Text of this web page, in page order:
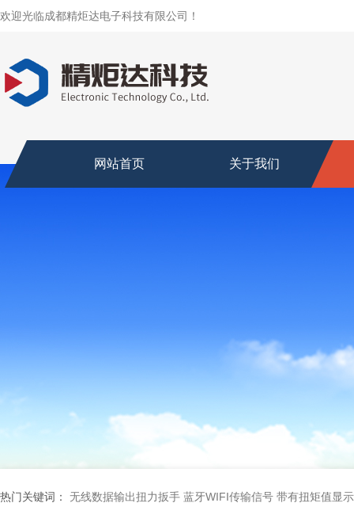
欢迎光临成都精炬达电子科技有限公司！
网站首页 关于我们
热门关键词： 无线数据输出扭力扳手 蓝牙WIFI传输信号 带有扭矩值显